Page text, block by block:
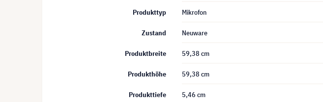
Produkttyp Mikrofon
Zustand Neuware
Produktbreite 59,38 cm
Produkthöhe 59,38 cm
Produkttiefe 5,46 cm